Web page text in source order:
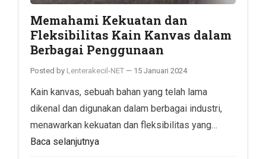
Memahami Kekuatan dan
Fleksibilitas Kain Kanvas dalam
Berbagai Penggunaan
Posted by Lenterakecil-NET — 15 Januari 2024
Kain kanvas, sebuah bahan yang telah lama
dikenal dan digunakan dalam berbagai industri,
menawarkan kekuatan dan fleksibilitas yang…
Baca selanjutnya